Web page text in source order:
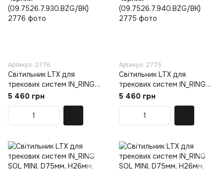
Артикул: 2776
Світильник LTX для
трекових систем IN_RING
SOL MINI, D75мм, H26мм,
LED 6.3W, 3000К, бронза/
чорний
(09.7526.7.930.BZG/BK)
5 460 грн
Артикул: 2775
Світильник LTX для
трекових систем IN_RING
SOL MINI, D75мм, H26мм,
LED 6.3W, 4000К, бронза/
чорний
(09.7526.7.940.BZG/BK)
5 460 грн